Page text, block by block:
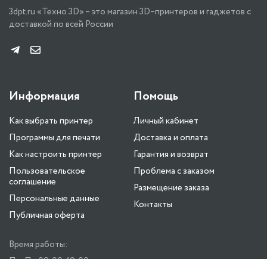
3dpt.ru «Техно 3D» – это магазин 3D–принтеров и гаджетов с
доставкой по всей России
Информация
Как выбрать принтер
Программы для печати
Как настроить принтер
Пользовательское
соглашение
Персональные данные
Публичная оферта
Помощь
Личный кабинет
Доставка и оплата
Гарантия и возврат
Проблема с заказом
Размещение заказа
Контакты
Время работы: